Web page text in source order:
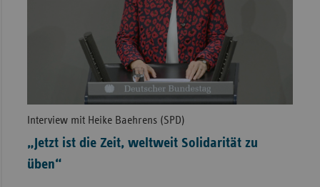
Interview mit Heike Baehrens (SPD)
„Jetzt ist die Zeit, weltweit Solidarität zu
üben“